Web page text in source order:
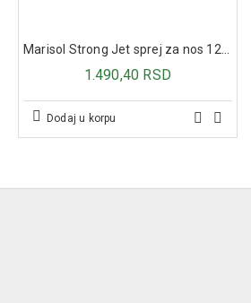
1.490,40 RSD
Dodaj u korpu